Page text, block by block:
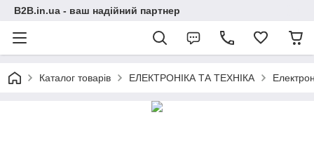
B2B.in.ua - ваш надійний партнер
Каталог товарів ЕЛЕКТРОНІКА ТА ТЕХНІКА